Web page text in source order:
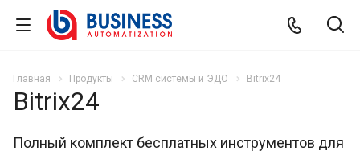
Главная Продукты CRM системы и ЭДО Bitrix24
Bitrix24
Полный комплект бесплатных инструментов для